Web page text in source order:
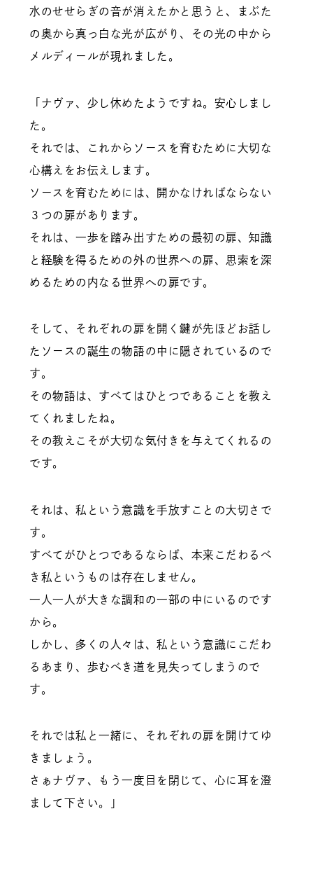
水のせせらぎの音が消えたかと思うと、まぶた
の奥から真っ白な光が広がり、その光の中から
メルディールが現れました。
「ナヴァ、少し休めたようですね。安心しまし
た。
それでは、これからソースを育むために大切な
心構えをお伝えします。
ソースを育むためには、開かなければならない
３つの扉があります。
それは、一歩を踏み出すための最初の扉、知識
と経験を得るための外の世界への扉、思索を深
めるための内なる世界への扉です。
そして、それぞれの扉を開く鍵が先ほどお話し
たソースの誕生の物語の中に隠されているので
す。
その物語は、すべてはひとつであることを教え
てくれましたね。
その教えこそが大切な気付きを与えてくれるの
です。
それは、私という意識を手放すことの大切さで
す。
すべてがひとつであるならば、本来こだわるべ
き私というものは存在しません。
一人一人が大きな調和の一部の中にいるのです
から。
しかし、多くの人々は、私という意識にこだわ
るあまり、歩むべき道を見失ってしまうので
す。
それでは私と一緒に、それぞれの扉を開けてゆ
きましょう。
さぁナヴァ、もう一度目を閉じて、心に耳を澄
まして下さい。」